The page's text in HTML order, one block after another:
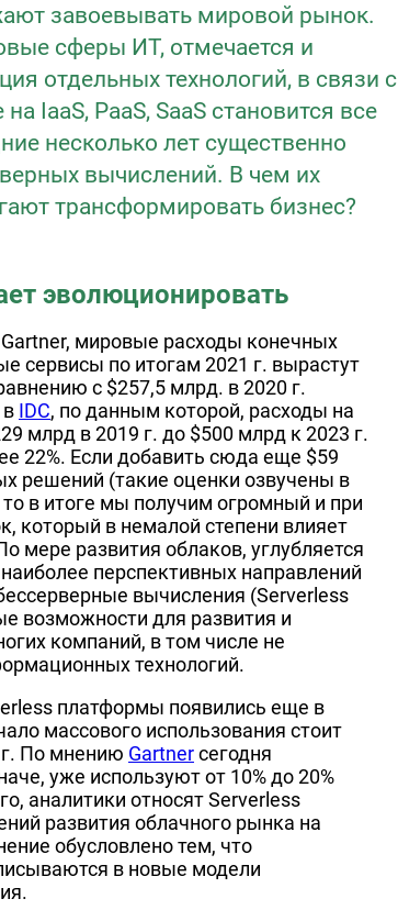
завоевывать мировой рынок.
сферы ИТ, отмечается и
отдельных технологий, в связи с
IaaS, PaaS, SaaS становится все
несколько лет существенно
вычислений. В чем их
трансформировать бизнес?
эволюционировать
мировые расходы конечных
сервисы по итогам 2021 г. вырастут
с $257,5 млрд. в 2020 г.
IDC, по данным которой, расходы на
млрд в 2019 г. до $500 млрд к 2023 г.
22%. Если добавить сюда еще $59
решений (такие оценки озвучены в
в итоге мы получим огромный и при
который в немалой степени влияет
мере развития облаков, углубляется
перспективных направлений
вычисления (Serverless
возможности для развития и
компаний, в том числе не
технологий.
платформы появились еще в
массового использования стоит
г. По мнению Gartnerсегодня
уже используют от 10% до 20%
аналитики относят Serverless
развития облачного рынка на
обусловлено тем, что
в новые модели